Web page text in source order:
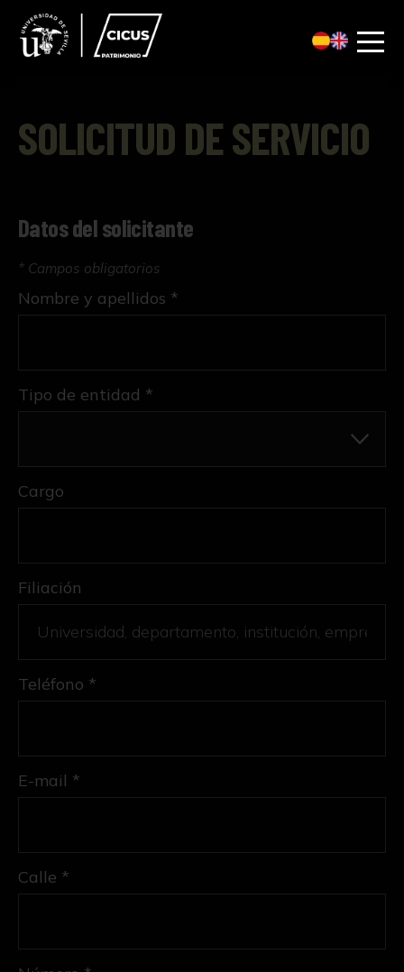
SOLICITUD DE SERVICIO
Datos del solicitante
* Campos obligatorios
Tipo de entidad *
Nombre y apellidos *
Cargo
Filiación
Teléfono *
E-mail *
Calle *